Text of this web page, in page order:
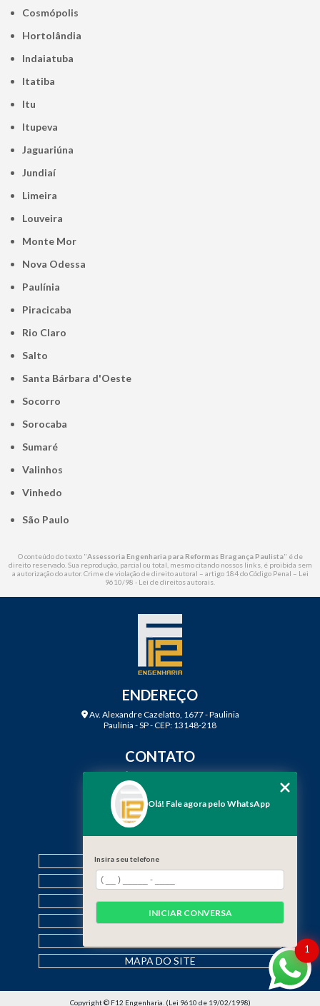
Cosmópolis
Hortolândia
Indaiatuba
Itatiba
Itu
Itupeva
Jaguariúna
Jundiaí
Limeira
Louveira
Monte Mor
Nova Odessa
Paulínia
Piracicaba
Rio Claro
Salto
Santa Bárbara d'Oeste
Socorro
Sorocaba
Sumaré
Valinhos
Vinhedo
São Paulo
O conteúdo do texto "Assessoria Engenharia para Reformas Bragança Paulista" é de
direito reservado. Sua reprodução, parcial ou total, mesmo citando nossos links, é proibida sem
a autorização do autor. Crime de violação de direito autoral – artigo 184 do Código Penal – Lei
9610/98 - Lei de direitos autorais
ENDEREÇO
Av. Alexandre Cazelatto, 1677 - Paulinia
Paulínia - SP - CEP: 13148-218
CONTATO
(19) 99968-7979
contato@f12engenharia.com.br
MENU
HOME
QUEM SOMOS
SERVIÇOS
CONTATO
MAPA DO SITE
Copyright © F12 Engenharia. (Lei 9610 de 19/02/1998)
1
Olá! Fale agora pelo WhatsApp
Insira seu telefone
INICIAR CONVERSA